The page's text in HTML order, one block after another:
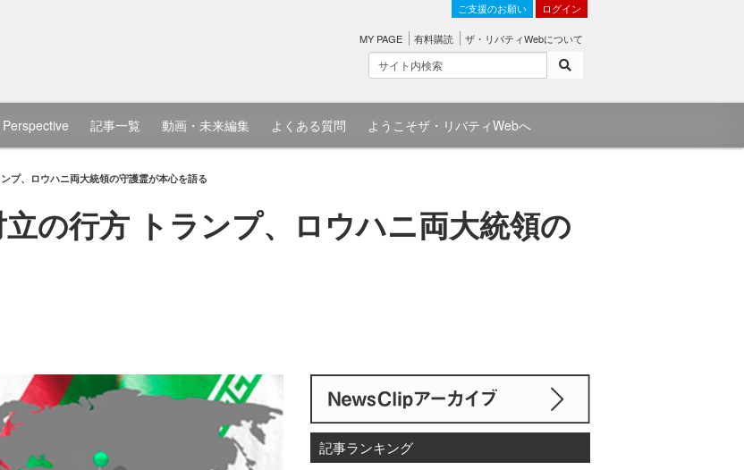
ご支援のお願い ログイン
MY PAGE 有料購読 ザ・リバティWebについて
記事一覧 動画・未来編集 よくある質問 ようこそザ・リバティWebへ
プ、ロウハニ両大統領の守護霊が本心を語る
の行方 トランプ、ロウハニ両大統領の
記事ランキング